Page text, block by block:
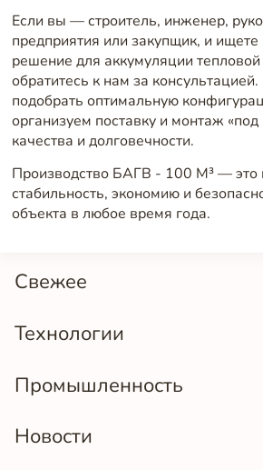
Свежее
Технологии
Промышленность
Новости
Если вы — строитель, инженер,
предприятия или закупщик, и
решение для аккумуляции тепловой
обратитесь к нам за
подобрать оптимальную
организуем поставку и монтаж «под
качества и долговечности.
Производство БАГВ - 100 М³ — это
стабильность, экономию и
объекта в любое время года.